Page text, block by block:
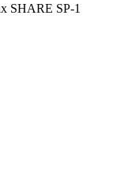
SHARE SP-1